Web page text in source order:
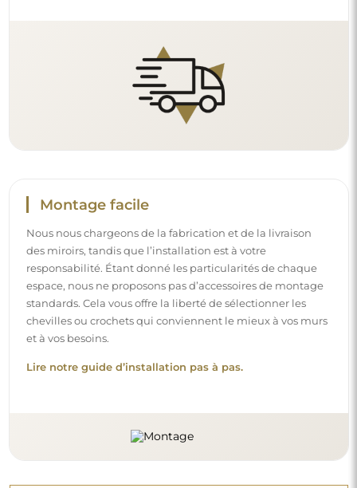
Montage facile
Nous nous chargeons de la fabrication et de la livraison
des miroirs, tandis que l’installation est à votre
responsabilité. Étant donné les particularités de chaque
espace, nous ne proposons pas d’accessoires de montage
standards. Cela vous offre la liberté de sélectionner les
chevilles ou crochets qui conviennent le mieux à vos murs
et à vos besoins.
Lire notre guide d’installation pas à pas.